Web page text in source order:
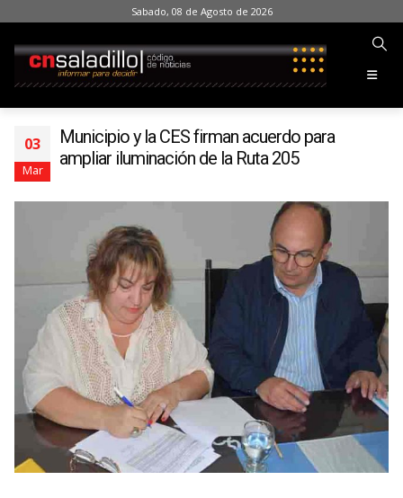
Sabado, 08 de Agosto de 2026
03
Mar
Municipio y la CES firman acuerdo para
ampliar iluminación de la Ruta 205